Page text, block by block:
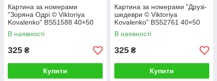
Картина за номерами
"Зоряна Одрі © Viktoriya
Kovalenko" BS51588 40×50
см
В наявності
325 ₴
Купити
Картина за номерами "Друзі-
шедеври © Viktoriya
Kovalenko" BS52761 40×50
см
В наявності
325 ₴
Купити